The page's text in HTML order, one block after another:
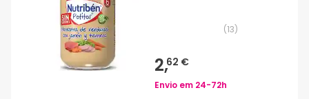
(13)
2,62 €
Envio em 24-72h